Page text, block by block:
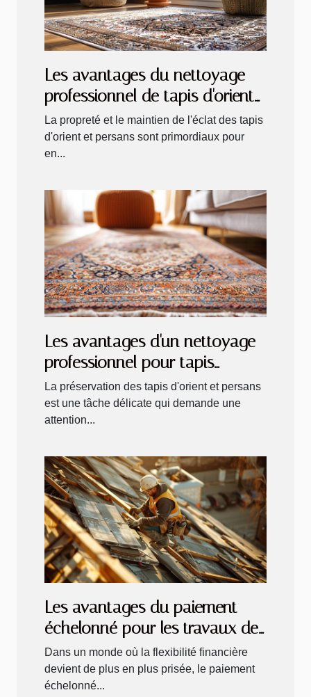
Les avantages du nettoyage
professionnel de tapis d'orient
et persan
La propreté et le maintien de l'éclat des tapis
d'orient et persans sont primordiaux pour
en...
Les avantages d'un nettoyage
professionnel pour tapis
d'orient et persans
La préservation des tapis d'orient et persans
est une tâche délicate qui demande une
attention...
Les avantages du paiement
échelonné pour les travaux de
couverture
Dans un monde où la flexibilité financière
devient de plus en plus prisée, le paiement
échelonné...